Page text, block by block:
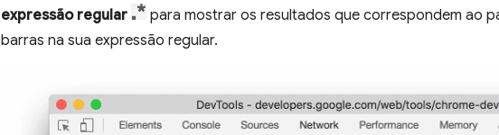
expressão regular
para mostrar os resultados que correspondem ao
barras na sua expressão regular.